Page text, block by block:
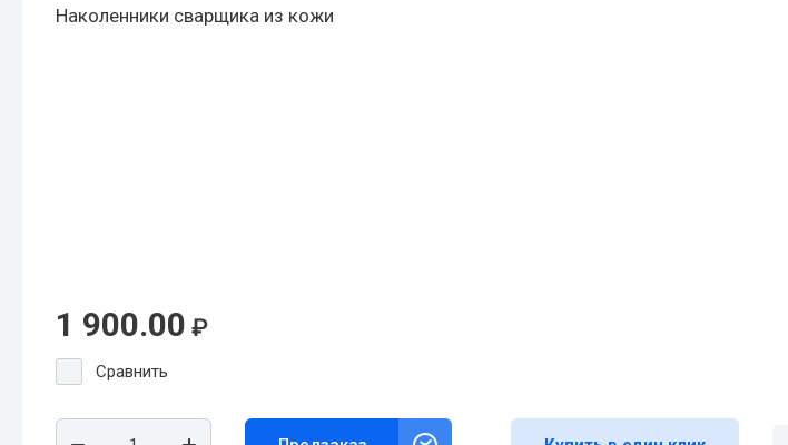
Наколенники сварщика из кожи
1 900.00 ₽
Сравнить